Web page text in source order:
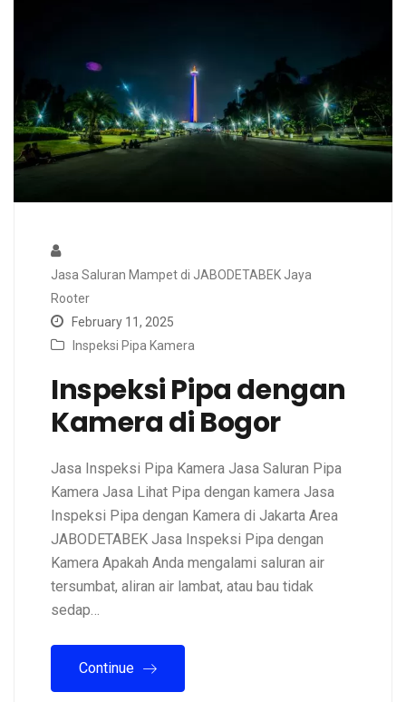
Jasa Saluran Mampet di JABODETABEK Jaya
Rooter
February 11, 2025
Inspeksi Pipa Kamera
Inspeksi Pipa dengan
Kamera di Bogor
Jasa Inspeksi Pipa Kamera Jasa Saluran Pipa
Kamera Jasa Lihat Pipa dengan kamera Jasa
Inspeksi Pipa dengan Kamera di Jakarta Area
JABODETABEK Jasa Inspeksi Pipa dengan
Kamera Apakah Anda mengalami saluran air
tersumbat, aliran air lambat, atau bau tidak
sedap…
Continue